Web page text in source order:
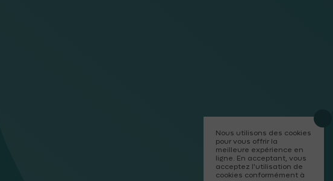
Nous utilisons des cookies
pour vous offrir la
meilleure expérience en
ligne. En acceptant, vous
acceptez l'utilisation de
cookies conformément à